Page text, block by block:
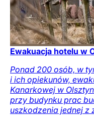
Ewakuacja hotelu w
Ponad 200 osób, w
i ich opiekunów,
Kanarkowej w
przy budynku prac
uszkodzenia jednej z